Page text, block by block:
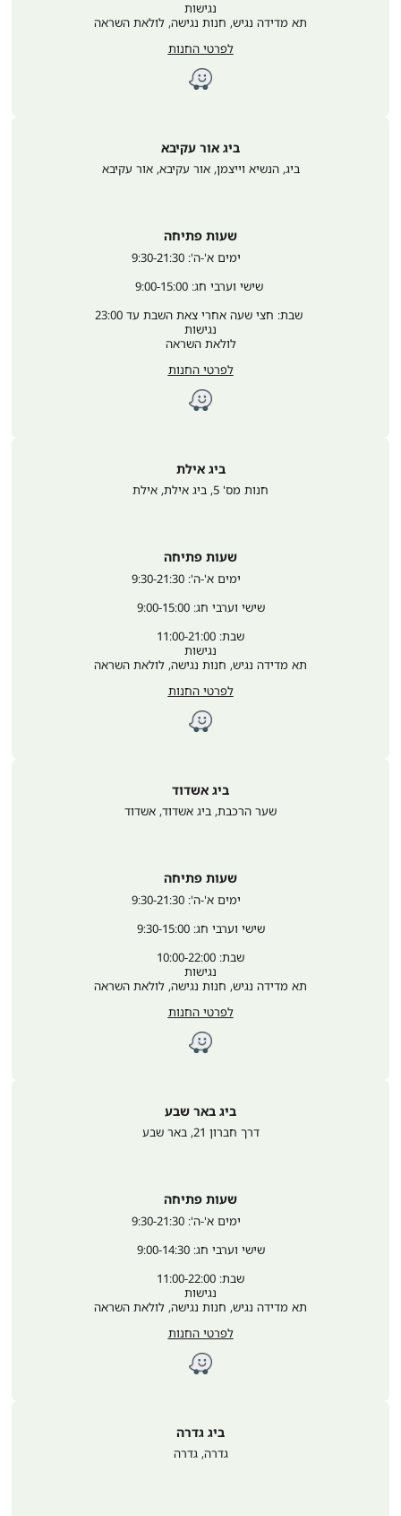
נגישות
תא מדידה נגיש, חנות נגישה, לולאת השראה
לפרטי החנות
ביג אור עקיבא
ביג, הנשיא וייצמן, אור עקיבא, אור עקיבא
שעות פתיחה
שישי וערבי חג: 9:00-15:00
נגישות
לולאת השראה
לפרטי החנות
ביג אילת
חנות מס' 5, ביג אילת , אילת
שעות פתיחה
שישי וערבי חג: 9:00-15:00
שבת: 11:00-21:00
נגישות
תא מדידה נגיש, חנות נגישה, לולאת השראה
לפרטי החנות
ביג אשדוד
שער הרכבת, ביג אשדוד, אשדוד
שעות פתיחה
שישי וערבי חג: 9:30-15:00
שבת: 10:00-22:00
נגישות
תא מדידה נגיש, חנות נגישה, לולאת השראה
לפרטי החנות
ביג באר שבע
דרך חברון 21 , באר שבע
שעות פתיחה
שישי וערבי חג: 9:00-14:30
שבת: 11:00-22:00
נגישות
תא מדידה נגיש, חנות נגישה, לולאת השראה
לפרטי החנות
ביג גדרה
גדרה, גדרה